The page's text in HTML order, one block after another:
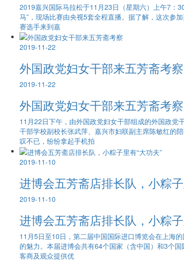
2019嘉兴国际马拉松于11月23日（星期六）上午7：
马”，现场比赛由央视5套全程直播。据了解，这次参
赛选手来到嘉
2019-11-22
外国政党妇女干部来五芳斋考察
2019-11-22
外国政党妇女干部来五芳斋考察
11月22日下午，由外国政党妇女干部组成的外国政
干部学校副校长张武萍、嘉兴市妇联副主席陈敏红的
叹不已，纷纷拿起手机拍
2019-11-10
进博会五芳斋店排长队，小粽
2019-11-10
进博会五芳斋店排长队，小粽
11月5日至10日，第二届中国国际进口博览会在上海
的魅力。本届进博会共有64个国家（含中国）和3个
客商及观众提供优